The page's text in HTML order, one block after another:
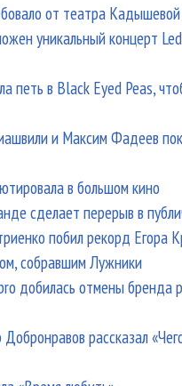
от театра Кадышевой
уникальный концерт
петь в Black Eyed Peas,
и Максим Фадеев
в большом кино
сделает перерыв в
побил рекорд Егора
собравшим Лужники
добилась отмены бренда
рассказал